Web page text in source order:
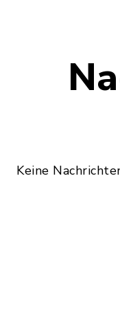
Keine